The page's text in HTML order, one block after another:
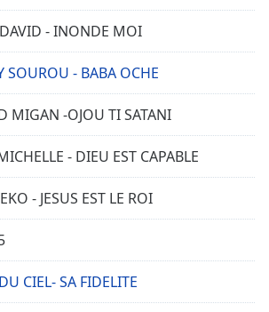
- INONDE MOI
SOUROU - BABA OCHE
MIGAN -OJOU TI SATANI
- DIEU EST CAPABLE
- JESUS EST LE ROI
CIEL- SA FIDELITE